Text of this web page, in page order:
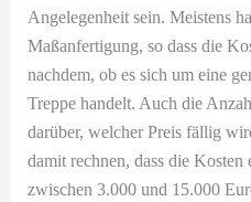
Angelegenheit sein. Meistens
Maßanfertigung, so dass die
nachdem, ob es sich um eine
Treppe handelt. Auch die
darüber, welcher Preis fällig
damit rechnen, dass die Kosten
zwischen 3.000 und 15.000